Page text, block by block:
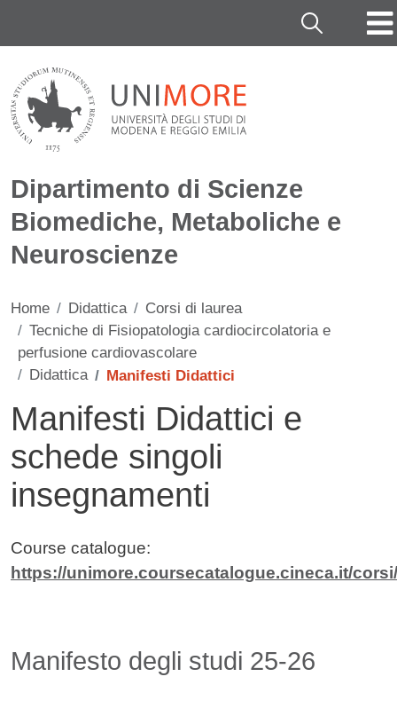
Cerca
Dipartimento di Scienze
Biomediche, Metaboliche e
Neuroscienze
Home Didattica
Corsi di laurea
Tecniche di Fisiopatologia cardiocircolatoria e
perfusione cardiovascolare
Didattica
Manifesti Didattici
Manifesti Didattici e
schede singoli
insegnamenti
Contenuto
Course catalogue:
https://unimore.coursecatalogue.cineca.it/
Manifesto degli studi 25-26